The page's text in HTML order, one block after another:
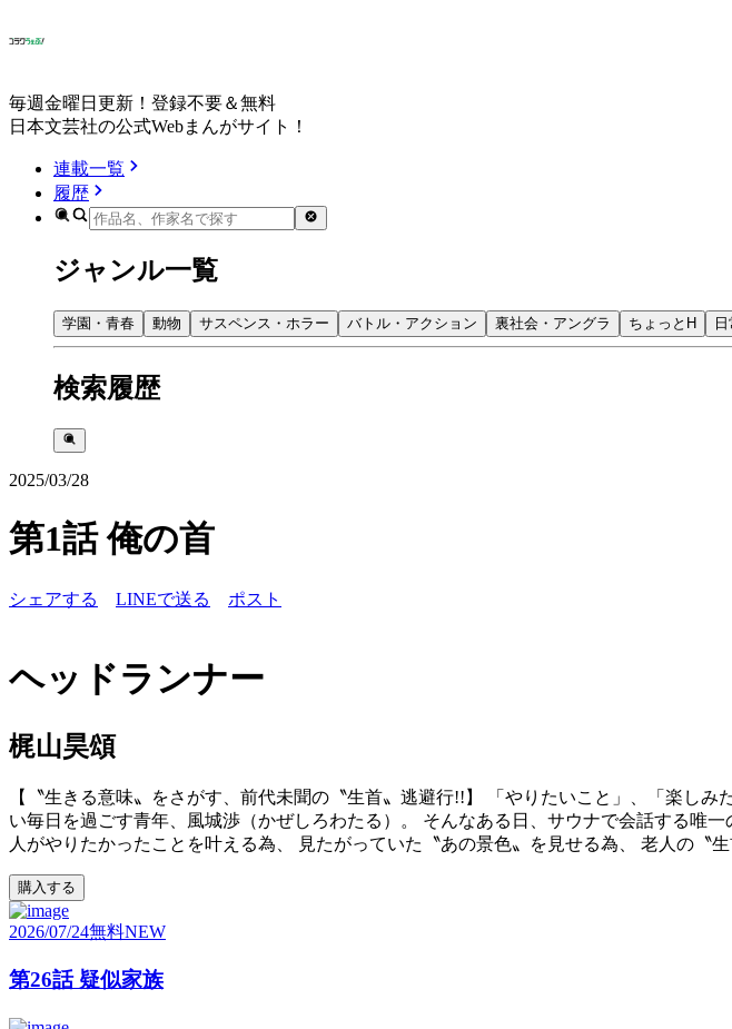
毎週金曜日更新！登録不要＆無料
日本文芸社の公式Webまんがサイト！
連載一覧
履歴
ジャンル一覧
学園・青春 動物 サスペンス・ホラー バトル・アクション 裏社会・アングラ ちょっとH
検索履歴
2025/03/28
第1話 俺の首
シェアする LINEで送る ポスト
ヘッドランナー
梶山昊頌
【〝生きる意味〟をさがす、前代未聞の〝生首〟逃避行!!】 「やりたいこと」、「楽し
い毎日を過ごす青年、風城渉（かぜしろわたる）。 そんなある日、サウナで会話する
人がやりたかったことを叶える為、 見たがっていた〝あの景色〟を見せる為、 老人の
購入する
2026/07/24無料NEW
第26話 疑似家族